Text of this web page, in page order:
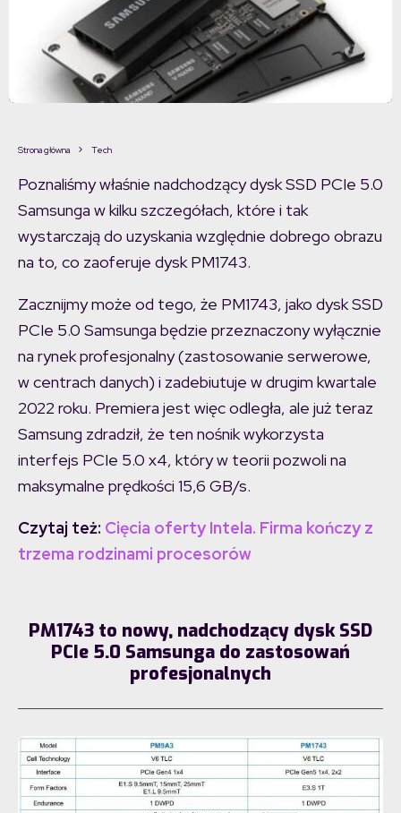
Strona główna Tech
Poznaliśmy właśnie nadchodzący dysk SSD PCIe 5.0
Samsunga w kilku szczegółach, które i tak
wystarczają do uzyskania względnie dobrego obrazu
na to, co zaoferuje dysk PM1743.
Zacznijmy może od tego, że PM1743, jako dysk SSD
PCIe 5.0 Samsunga będzie przeznaczony wyłącznie
na rynek profesjonalny (zastosowanie serwerowe,
w centrach danych) i zadebiutuje w drugim kwartale
2022 roku. Premiera jest więc odległa, ale już teraz
Samsung zdradził, że ten nośnik wykorzysta
interfejs PCIe 5.0 x4, który w teorii pozwoli na
maksymalne prędkości 15,6 GB/s.
Czytaj też: Cięcia oferty Intela. Firma kończy z
trzema rodzinami procesorów
PM1743 to nowy, nadchodzący dysk SSD
PCIe 5.0 Samsunga do zastosowań
profesjonalnych